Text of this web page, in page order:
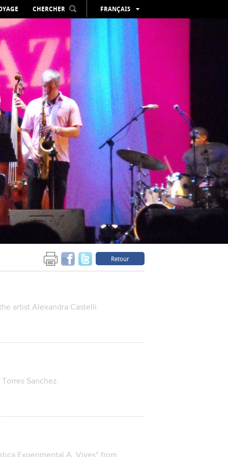
CHERCHER
FRANÇAIS
ESPAÑOL
VALENCIÀ
ENGLISH
DEUTSCH
РУССКИЙ
Retour
artist Alexandra Castelli.
Sanchez.